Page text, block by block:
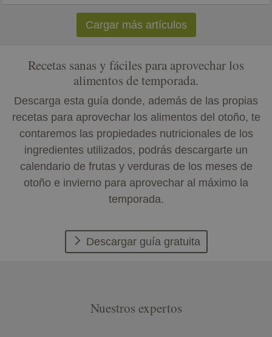
Cargar más artículos
Recetas sanas y fáciles para aprovechar los
alimentos de temporada.
Descarga esta guía donde, además de las propias
recetas para aprovechar los alimentos del otoño, te
contaremos las propiedades nutricionales de los
ingredientes utilizados, podrás descargarte un
calendario de frutas y verduras de los meses de
otoño e invierno para aprovechar al máximo la
temporada.
Descargar guía gratuita
Nuestros expertos